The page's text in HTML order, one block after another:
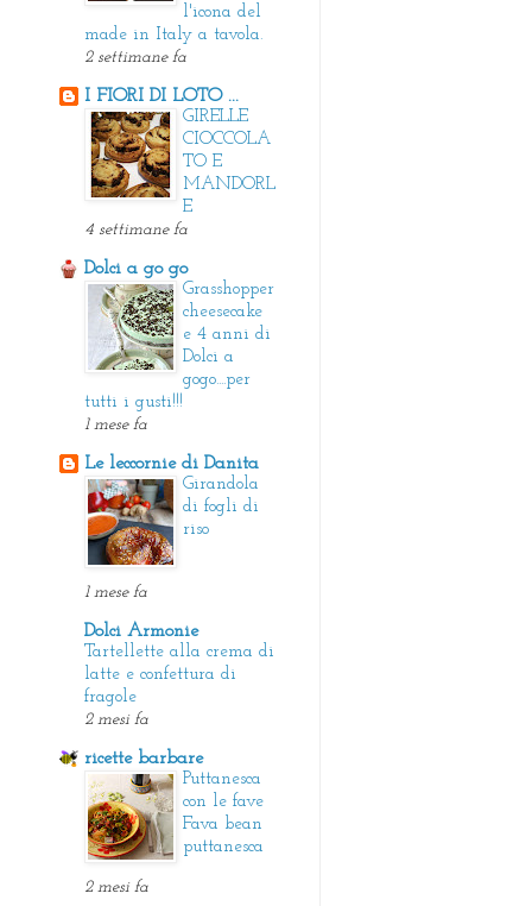
l'icona del
made in Italy a tavola.
2 settimane fa
I FIORI DI LOTO ...
GIRELLE
CIOCCOLA
TO E
MANDORL
E
4 settimane fa
Dolci a go go
Grasshopper
cheesecake
e 4 anni di
Dolci a
gogo....per
tutti i gusti!!!
1 mese fa
Le leccornie di Danita
Girandola
di fogli di
riso
1 mese fa
Dolci Armonie
Tartellette alla crema di
latte e confettura di
fragole
2 mesi fa
ricette barbare
Puttanesca
con le fave
Fava bean
puttanesca
2 mesi fa